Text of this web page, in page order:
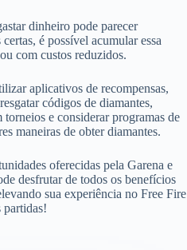
dinheiro pode parecer
é possível acumular essa
com custos reduzidos.
aplicativos de recompensas,
códigos de diamantes,
e considerar programas de
maneiras de obter diamantes.
oferecidas pela Garena e
desfrutar de todos os benefícios
sua experiência no Free Fire
partidas!